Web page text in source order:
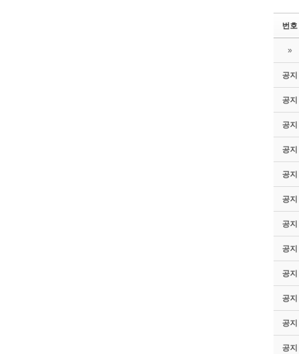
번호
»
공지
공지
공지
공지
공지
공지
공지
공지
공지
공지
공지
공지